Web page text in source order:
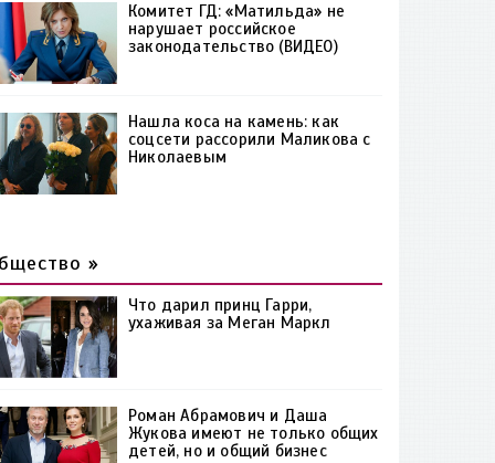
Комитет ГД: «Матильда» не
нарушает российское
законодательство (ВИДЕО)
Нашла коса на камень: как
соцсети рассорили Маликова с
Николаевым
»
Что дарил принц Гарри,
ухаживая за Меган Маркл
Роман Абрамович и Даша
Жукова имеют не только общих
детей, но и общий бизнес